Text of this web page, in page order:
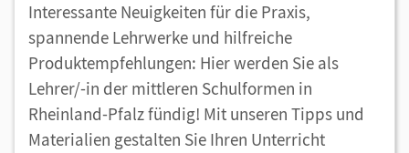
Interessante Neuigkeiten für die Praxis,
spannende Lehrwerke und hilfreiche
Produktempfehlungen: Hier werden Sie als
Lehrer/-in der mittleren Schulformen in
Rheinland-Pfalz fündig! Mit unseren Tipps und
Materialien gestalten Sie Ihren Unterricht